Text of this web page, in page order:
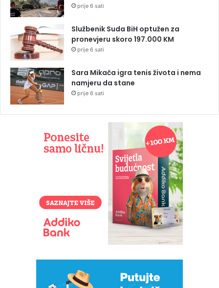
prije 6 sati
Službenik Suda BiH optužen za
pronevjeru skoro 197.000 KM
prije 6 sati
Sara Mikača igra tenis života i nema
namjeru da stane
prije 6 sati